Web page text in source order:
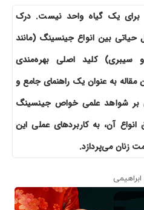
یک گیاه واحد نیست. درک
بین انواع جینسینگ (مانند
کلید اصلی بهره‌مندی
به عنوان یک راهنمای جامع و
شواهد علمی خواص جینسینگ
آن، به کاربردهای عملی این
می‌پردازد.